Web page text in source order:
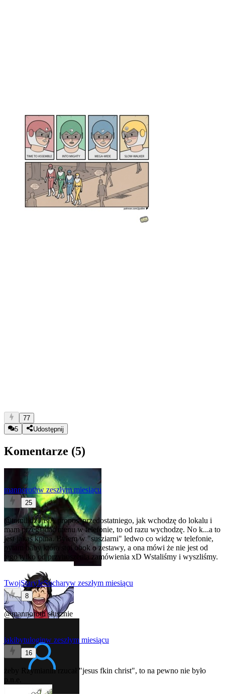
77
5
Udostępnij
Komentarze (5)
mannorothw zeszłym miesiącu
25
@tomilidzonsA propos' przedostatniego, jak wchodzę do lokalu i
mam przeglądać menu w telefonie, to od razu wychodzę. No k...a to
jest jakaś kpina. Byłem w "susziarni" ledwo co widzę w telefonie,
pytam baby która stoi obok o zestawy, a ona mówi że nie jest od
tego tylko od przynoszenia zamówienia xD Wstaliśmy i wyszliśmy.
TwojStaryJeSucharyw zeszłym miesiącu
8
@mannorothsłusznie
jakibytuloginw zeszłym miesiącu
16
żeby Rzymianin rzucał "jesus fkin christ", to na pewno nie było